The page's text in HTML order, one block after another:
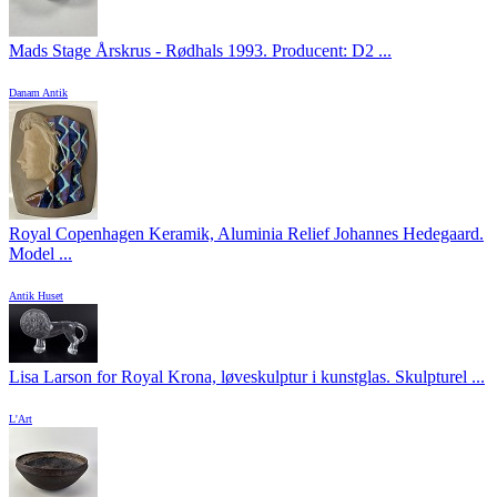
Mads Stage Årskrus - Rødhals 1993. Producent: D2 ...
Danam Antik
Royal Copenhagen Keramik, Aluminia Relief Johannes Hedegaard.
Model ...
Antik Huset
Lisa Larson for Royal Krona, løveskulptur i kunstglas. Skulpturel ...
L'Art